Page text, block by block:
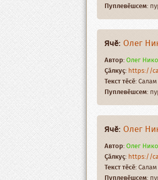
Пуплевӗшсем:
Ячӗ: Олег
Автор:Олег
Ҫӑлкуҫ:https://
Текст тӗсӗ:
Пуплевӗшсем:
Ячӗ: Олег
Автор:Олег
Ҫӑлкуҫ:https://
Текст тӗсӗ: